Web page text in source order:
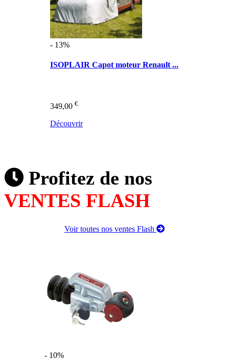
- 13%
ISOPLAIR Capot moteur Renault ...
349,00 €
Découvrir
Profitez de nos
VENTES FLASH
Voir toutes nos ventes Flash
- 10%